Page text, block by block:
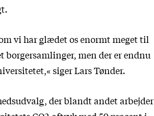
vi har glædet os enormt meget til
borgersamlinger, men der er endnu
siger Lars Tønder.
der blandt andet arbejder